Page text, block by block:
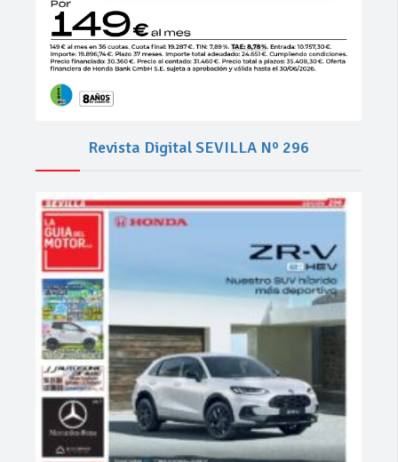
Revista Digital SEVILLA Nº 296